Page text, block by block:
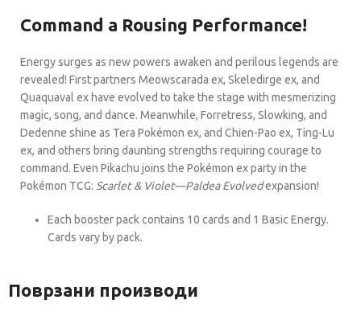
Command a Rousing Performance!
Energy surges as new powers awaken and perilous legends are
revealed! First partners Meowscarada ex, Skeledirge ex, and
Quaquaval ex have evolved to take the stage with mesmerizing
magic, song, and dance. Meanwhile, Forretress, Slowking, and
Dedenne shine as Tera Pokémon ex, and Chien-Pao ex, Ting-Lu
ex, and others bring daunting strengths requiring courage to
command. Even Pikachu joins the Pokémon ex party in the
Pokémon TCG: Scarlet & Violet—Paldea Evolvedexpansion!
Each booster pack contains 10 cards and 1 Basic Energy.
Cards vary by pack.
Поврзани производи